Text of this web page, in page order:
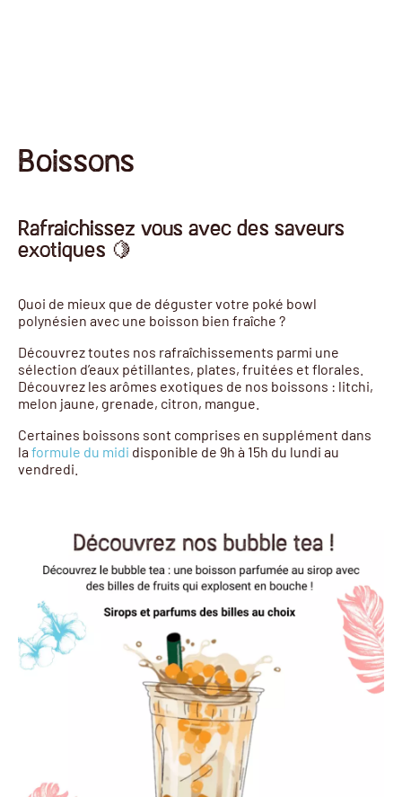
Boissons
Rafraichissez vous avec des saveurs
exotiques 🍋
Quoi de mieux que de déguster votre poké bowl
polynésien avec une boisson bien fraîche ?
Découvrez toutes nos rafraîchissements parmi une
sélection d’eaux pétillantes, plates, fruitées et florales.
Découvrez les arômes exotiques de nos boissons : litchi,
melon jaune, grenade, citron, mangue.
Certaines boissons sont comprises en supplément dans
la formule du midi disponible de 9h à 15h du lundi au
vendredi.